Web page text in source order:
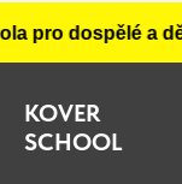
dospělé a dětí
KOVER
SCHOOL